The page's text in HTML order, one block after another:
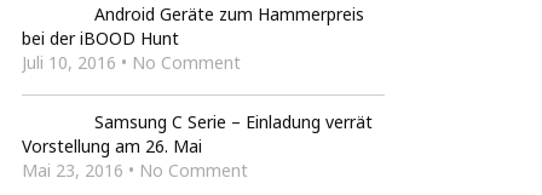
Android Geräte zum Hammerpreis
bei der iBOOD Hunt
Juli 10, 2016 • No Comment
Samsung C Serie – Einladung verrät
Vorstellung am 26. Mai
Mai 23, 2016 • No Comment